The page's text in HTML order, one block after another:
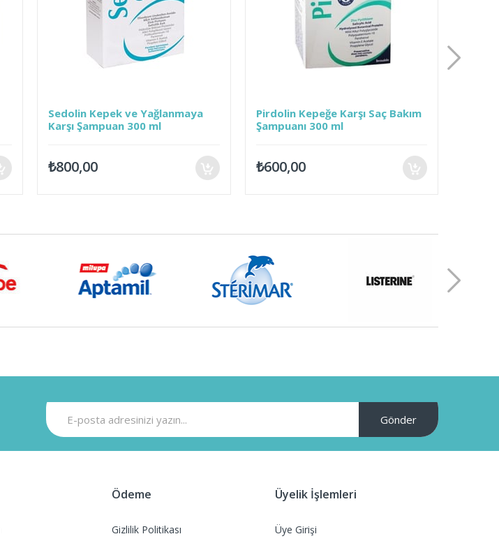
Sedolin Kepek ve Yağlanmaya
Karşı Şampuan 300 ml
₺800,00
Pirdolin Kepeğe Karşı Saç Bakım
Şampuanı 300 ml
₺600,00
Gönder
Ödeme
Gizlilik Politikası
Üyelik İşlemleri
Üye Girişi